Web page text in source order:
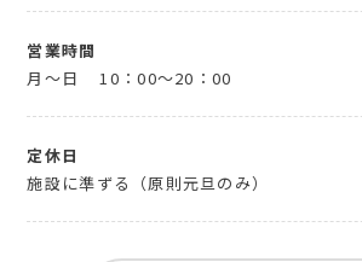
営業時間
月～日
10：00～20：00
定休日
施設に準ずる（原則元旦のみ）